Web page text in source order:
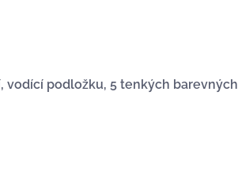
vodící podložku, 5 tenkých barevných